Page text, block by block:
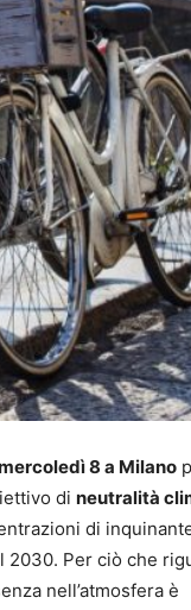
8 a Milano
di neutralità
di
2030. Per ciò che
nell’atmosfera è